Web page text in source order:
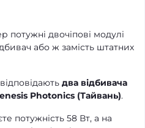
потужні двочіпові модулі
або ж замість штатних
два відбивача
Photonics (Тайвань).
потужність 58 Вт, а на